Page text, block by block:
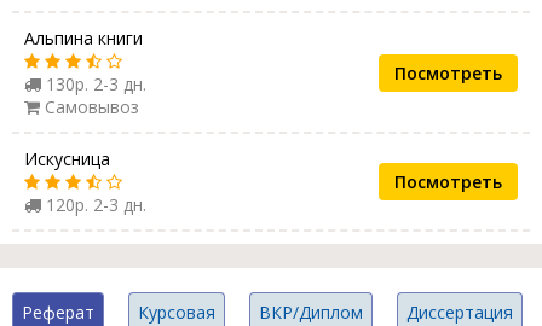
Альпина книги
130р. 2-3 дн.
Самовывоз
Посмотреть
Искусница
120р. 2-3 дн.
Посмотреть
Реферат Курсовая ВКР/Диплом Диссертация